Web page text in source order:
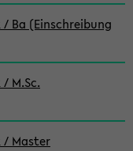
Ba (Einschreibung
M.Sc.
/ Master